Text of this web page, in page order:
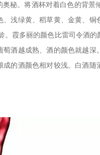
秘。将酒杯对着白色的背景
浅绿黄、稻草黄、金黄、铜
。霞多丽的颜色比雷司令酒的
酒越成熟、酒的颜色就越深
的酒颜色相对较浅。白酒随